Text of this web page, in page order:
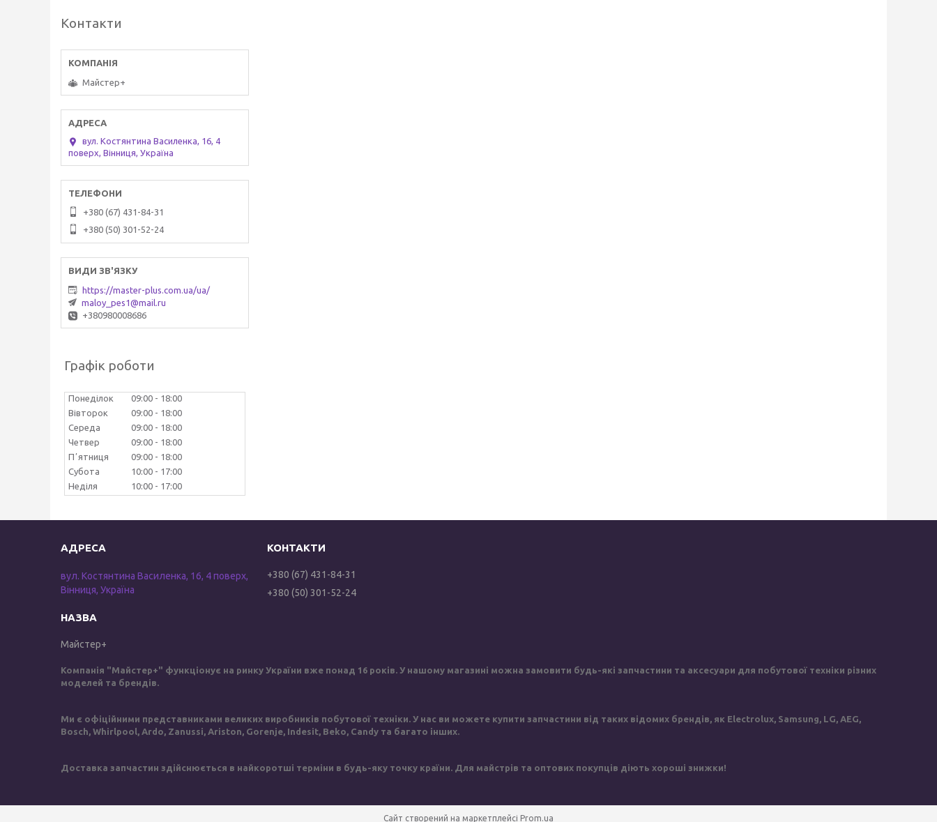
Контакти
Майстер+
вул. Костянтина Василенка, 16, 4
поверх, Вінниця, Україна
+380 (67) 431-84-31
+380 (50) 301-52-24
https://master-plus.com.ua/ua/
maloy_pes1@mail.ru
+380980008686
Графік роботи
Понеділок 09:00
18:00
Вівторок
09:00
18:00
Середа
09:00
18:00
Четвер
09:00
18:00
Пʼятниця
09:00
18:00
Субота
10:00
17:00
Неділя
10:00 17:00
вул. Костянтина Василенка, 16, 4 поверх,
Вінниця, Україна
Майстер+
+380 (67) 431-84-31
+380 (50) 301-52-24
Компанія "Майстер+" функціонує на ринку України вже понад 16 років. У нашому магазині можна замовити будь-які запчастини та аксесуари для побутової техніки різних
моделей та брендів.
Ми є офіційними представниками великих виробників побутової техніки. У нас ви можете купити запчастини від таких відомих брендів, як Electrolux, Samsung, LG, AEG,
Bosch, Whirlpool, Ardo, Zanussi, Ariston, Gorenje, Indesit, Beko, Candy та багато інших.
Доставка запчастин здійснюється в найкоротші терміни в будь-яку точку країни. Для майстрів та оптових покупців діють хороші знижки!
Сайт створений на маркетплейсі Prom.ua